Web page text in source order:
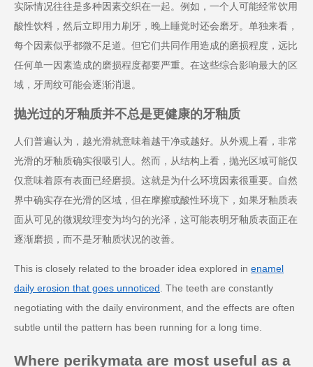
实际情况往往是多种因素交织在一起。例如，一个人可能经常饮用
酸性饮料，然后立即用力刷牙，晚上睡觉时还会磨牙。单独来看，
每个因素似乎都微不足道。但它们共同作用造成的磨损程度，远比
任何单一因素造成的磨损程度都要严重。在这些综合影响最大的区
域，牙周纹可能会逐渐消退。
抛光过的牙釉质并不总是更健康的牙釉质
人们普遍认为，越光滑就意味着越干净或越好。从外观上看，非常
光滑的牙釉质确实很吸引人。然而，从结构上看，抛光区域可能仅
仅意味着原有表面已经磨损。这就是为什么环境因素很重要。自然
界中确实存在光滑的区域，但在摩擦或酸性环境下，如果牙釉质表
面从可见的微观纹理变为均匀的光泽，这可能表明牙釉质表面正在
逐渐磨损，而不是牙釉质状况的改善。
This is closely related to the broader idea explored in enamel
daily erosion that goes unnoticed . The teeth are constantly
negotiating with the daily environment, and the effects are often
subtle until the pattern has been running for a long time.
Where perikymata are most useful as a